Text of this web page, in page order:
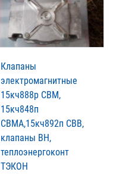
Клапаны
электромагнитные
15кч888р СВМ,
15кч848п
СВМА,15кч892п СВВ,
клапаны ВН,
теплоэнергоконт
ТЭКОН